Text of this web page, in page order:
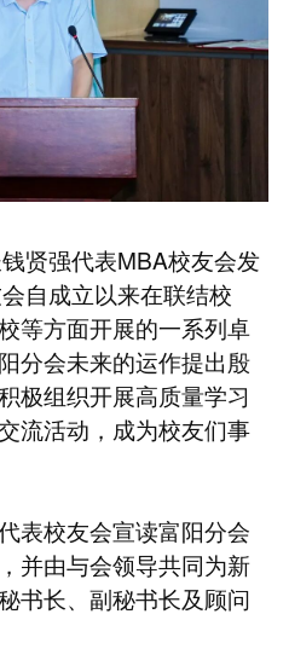
贤强代表MBA校友会发
自成立以来在联结校
等方面开展的一系列卓
分会未来的运作提出殷
极组织开展高质量学习
流活动，成为校友们事
表校友会宣读富阳分会
并由与会领导共同为新
书长、副秘书长及顾问